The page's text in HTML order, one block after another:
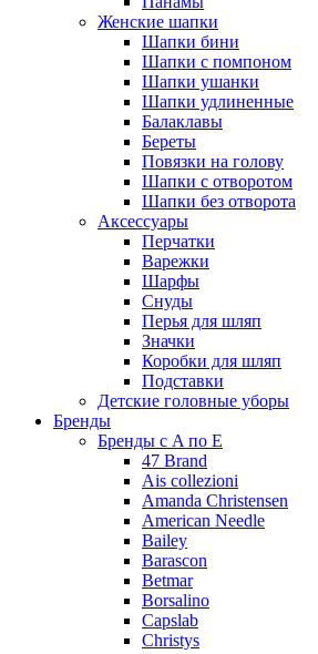
Женские шапки
Шапки бини
Шапки с помпоном
Шапки ушанки
Шапки удлиненные
Балаклавы
Береты
Повязки на голову
Шапки с отворотом
Шапки без отворота
Аксессуары
Перчатки
Варежки
Шарфы
Снуды
Перья для шляп
Значки
Коробки для шляп
Подставки
Детские головные уборы
Бренды
Бренды с A по E
47 Brand
Ais collezioni
Amanda Christensen
American Needle
Bailey
Barascon
Betmar
Borsalino
Capslab
Christys